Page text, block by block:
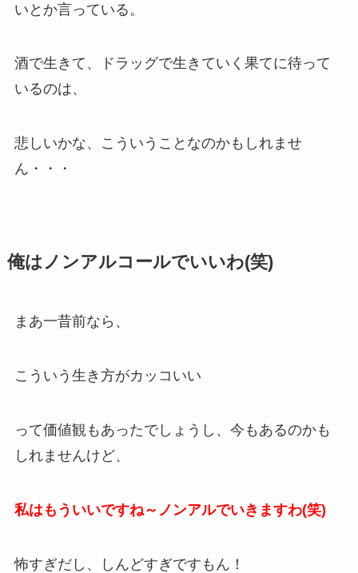
いとか言っている。
酒で生きて、ドラッグで生きていく果てに待って
いるのは、
悲しいかな、こういうことなのかもしれませ
ん・・・
俺はノンアルコールでいいわ(笑)
まあ一昔前なら、
こういう生き方がカッコいい
って価値観もあったでしょうし、今もあるのかも
しれませんけど、
私はもういいですね～ノンアルでいきますわ(笑)
怖すぎだし、しんどすぎですもん！